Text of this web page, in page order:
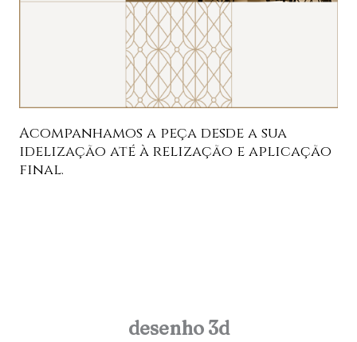
Acompanhamos a peça desde a sua
idelização até à relização e aplicação
final.
desenho 3d